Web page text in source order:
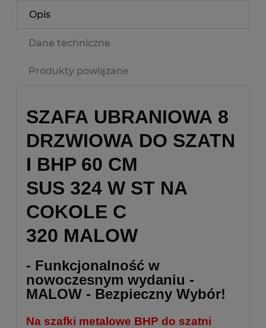
Opis
Dane techniczne
Produkty powiązane
SZAFA UBRANIOWA 8
DRZWIOWA DO SZATN
I BHP 60 CM
SUS 324 W ST NA
COKOLE C
320 MALOW
- Funkcjonalność w
nowoczesnym wydaniu -
MALOW - Bezpieczny Wybór!
Na szafki metalowe BHP do szatni